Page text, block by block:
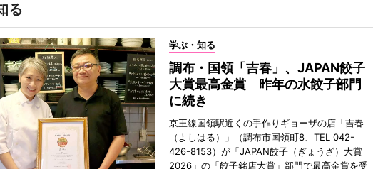
る
学ぶ・知る
調布・国領「吉春」、JAPAN餃子
大賞最高金賞 昨年の水餃子部門
に続き
京王線国領駅近くの手作りギョーザの店「吉春
（よしはる）」（調布市国領町8、TEL 042-
426-8153）が「JAPAN餃子（ぎょうざ）大賞
2026」の「餃子銘店大賞」部門で最高金賞を受